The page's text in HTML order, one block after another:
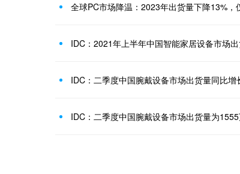
全球PC市场降温：2023年出货量下降13%，
IDC：2021年上半年中国智能家居设备市场
IDC：二季度中国腕戴设备市场出货量同比增
IDC：二季度中国腕戴设备市场出货量为